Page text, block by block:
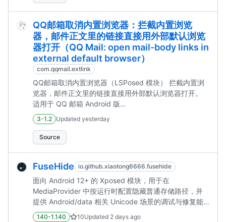
QQ邮箱取消内置浏览器：拦截内置浏览
器，邮件正文里的链接直接用外部默认浏览
器打开（QQ Mail: open mail-body links in
external default browser）
com.qqmail.extlink
QQ邮箱取消内置浏览器（LSPosed 模块） 拦截内置浏
览器，邮件正文里的链接直接用外部默认浏览器打开。
适用于 QQ 邮箱 Android 版
（com.tencent.androidqqmail，已在 7.1.7 上验证）。
安装后在邮件正文里点击 http/https 链接时，不再启动
QQ 邮箱的内置浏览器（腾讯 XWeb 内核的
WebViewExplorer），而是直接交给系统默认浏览器；
方模块仓库收录：Xposed-Mod...
3-1.2 Updated yesterday
Source
FuseHide io.github.xiaotong6666.fusehide
面向 Android 12+ 的 Xposed 模块，用于在
MediaProvider 中按运行时配置隐藏普通存储路径，并
提供 Android/data 相关 Unicode 场景的调试与修复能
力。
140-1.140 10Updated 2 days ago